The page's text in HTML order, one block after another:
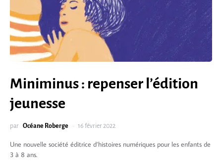
Miniminus : repenser l’édition
jeunesse
par Océane Roberge 16 février 2022
Une nouvelle société éditrice d’histoires numériques pour les enfants de
3 à 8 ans.